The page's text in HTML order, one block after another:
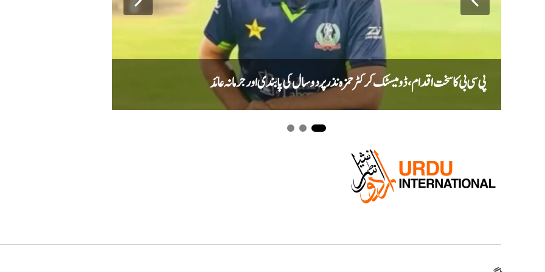
پی سی بی کا سخت اقدام، ڈومیسٹک کرکٹر حمزہ نذر پر دو سال کی پابندی اور جرمانہ عائد